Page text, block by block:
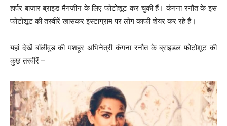
हार्पर बाज़ार ब्राइड मैगज़ीन के लिए फोटोशूट कर चुकी हैं। कंगना रनौत के इस
फोटोशूट की तस्वीरें खासकर इंस्टाग्राम पर लोग काफी शेयर कर रहे हैं।
यहां देखें बॉलीवुड की मशहूर अभिनेत्री कंगना रनौत के ब्राइडल फोटोशूट की
कुछ तस्वीरें –